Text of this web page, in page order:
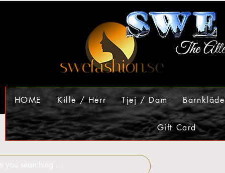
HOME Kille / Herr Tjej / Dam
Gift Card